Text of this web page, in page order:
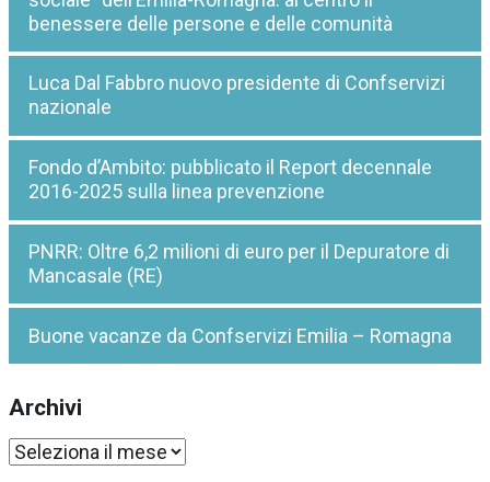
benessere delle persone e delle comunità
Luca Dal Fabbro nuovo presidente di Confservizi
nazionale
Fondo d’Ambito: pubblicato il Report decennale
2016-2025 sulla linea prevenzione
PNRR: Oltre 6,2 milioni di euro per il Depuratore di
Mancasale (RE)
Buone vacanze da Confservizi Emilia – Romagna
Archivi
Archivi